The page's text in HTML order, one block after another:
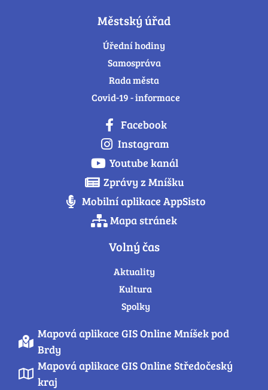
Městský úřad
Úřední hodiny
Samospráva
Rada města
Covid-19 - informace
Facebook
Instagram
Youtube kanál
Zprávy z Mníšku
Mobilní aplikace AppSisto
Mapa stránek
Volný čas
Aktuality
Kultura
Spolky
Mapová aplikace GIS Online Mníšek pod
Brdy
Mapová aplikace GIS Online Středočeský
kraj